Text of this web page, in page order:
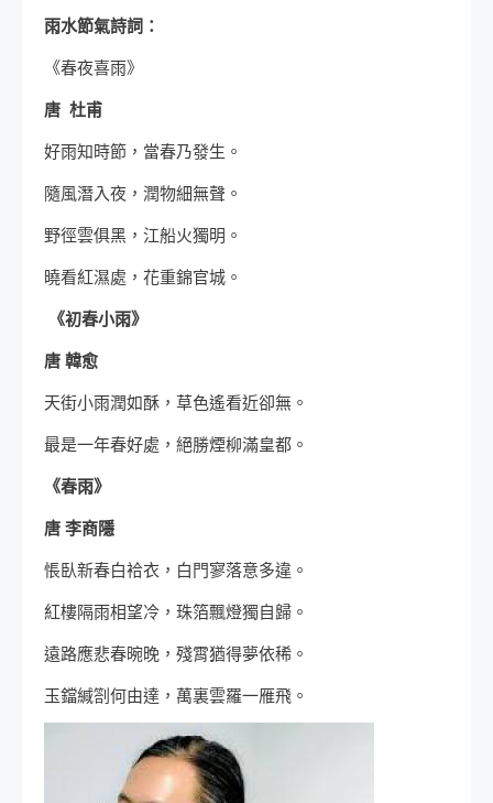
雨水節氣詩詞：
《春夜喜雨》
唐 杜甫
好雨知時節，當春乃發生。
隨風潛入夜，潤物細無聲。
野徑雲俱黑，江船火獨明。
曉看紅濕處，花重錦官城。
《初春小雨》
唐 韓愈
天街小雨潤如酥，草色遙看近卻無。
最是一年春好處，絕勝煙柳滿皇都。
《春雨》
唐 李商隱
悵臥新春白袷衣，白門寥落意多違。
紅樓隔雨相望冷，珠箔飄燈獨自歸。
遠路應悲春晼晚，殘霄猶得夢依稀。
玉鐺緘劄何由達，萬裏雲羅一雁飛。